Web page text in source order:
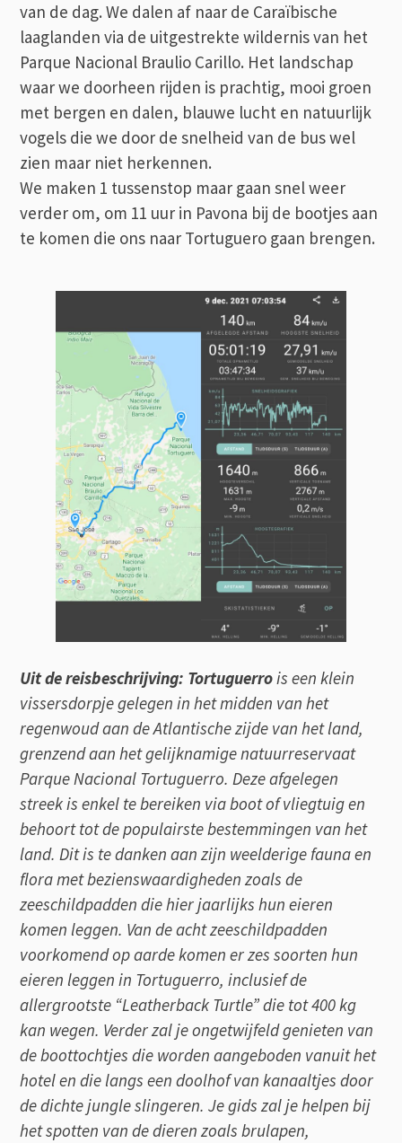
van de dag. We dalen af naar de Caraïbische
laaglanden via de uitgestrekte wildernis van het
Parque Nacional Braulio Carillo. Het landschap
waar we doorheen rijden is prachtig, mooi groen
met bergen en dalen, blauwe lucht en natuurlijk
vogels die we door de snelheid van de bus wel
zien maar niet herkennen.
We maken 1 tussenstop maar gaan snel weer
verder om, om 11 uur in Pavona bij de bootjes aan
te komen die ons naar Tortuguero gaan brengen.
Uit de reisbeschrijving: Tortuguerrois een klein
vissersdorpje gelegen in het midden van het
regenwoud aan de Atlantische zijde van het land,
grenzend aan het gelijknamige natuurreservaat
Parque Nacional Tortuguerro. Deze afgelegen
streek is enkel te bereiken via boot of vliegtuig en
behoort tot de populairste bestemmingen van het
land. Dit is te danken aan zijn weelderige fauna en
flora met bezienswaardigheden zoals de
zeeschildpadden die hier jaarlijks hun eieren
komen leggen. Van de acht zeeschildpadden
voorkomend op aarde komen er zes soorten hun
eieren leggen in Tortuguerro, inclusief de
allergrootste “Leatherback Turtle” die tot 400 kg
kan wegen. Verder zal je ongetwijfeld genieten van
de boottochtjes die worden aangeboden vanuit het
hotel en die langs een doolhof van kanaaltjes door
de dichte jungle slingeren. Je gids zal je helpen bij
het spotten van de dieren zoals brulapen,